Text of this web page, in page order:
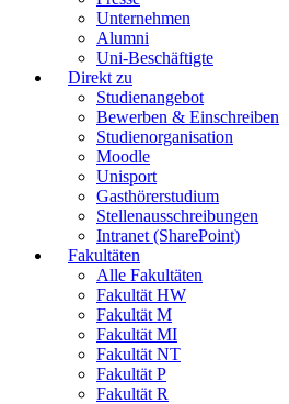
Unternehmen
Alumni
Uni-Beschäftigte
Direkt zu
Studienangebot
Bewerben & Einschreiben
Studienorganisation
Moodle
Unisport
Gasthörerstudium
Stellenausschreibungen
Intranet (SharePoint)
Fakultäten
Alle Fakultäten
Fakultät HW
Fakultät M
Fakultät MI
Fakultät NT
Fakultät P
Fakultät R